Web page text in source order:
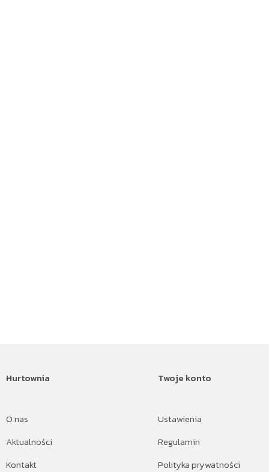
Hurtownia
O nas
Aktualności
Kontakt
Twoje konto
Ustawienia
Regulamin
Polityka prywatności